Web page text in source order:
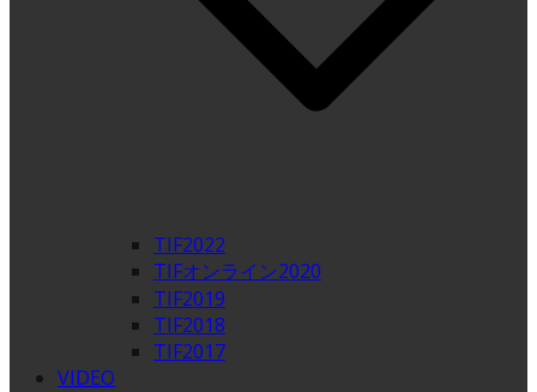
TIF2022
TIFオンライン2020
TIF2019
TIF2018
TIF2017
VIDEO